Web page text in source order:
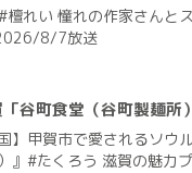
#檀れい 憧れの作家さんと
8/7放送
「谷町食堂（谷町製麺所
】甲賀市で愛されるソウ
）』#たくろう 滋賀の魅